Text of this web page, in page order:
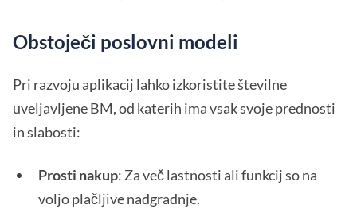
Obstoječi poslovni modeli
Pri razvoju aplikacij lahko izkoristite številne
uveljavljene BM, od katerih ima vsak svoje prednosti
in slabosti:
Prosti nakup: Za več lastnosti ali funkcij so na
voljo plačljive nadgradnje.